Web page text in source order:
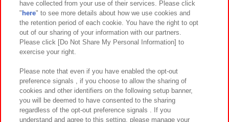
関連会社 サステナビリティ サイトポリシー
プライバシーポリシー ウェブアクセシビリティ方針と検証結果
お取引先さまとともに
カスタマーハラスメント対応方針 よくあるご質問・お問い合わせ
have collected from your use of their services. Please click
" here" to see more details about how we use cookies and
the retention period of each cookie. You have the right to opt
out of our sharing of your information with our partners.
Please click [Do Not Share My Personal Information] to
exercise your right.
Please note that even if you have enabled the opt-out
preference signals , if you choose to allow the sharing of
cookies and other identifiers on the following setup banner,
you will be deemed to have consented to the sharing
regardless of the opt-out preference signals . If you
understand and agree to this setting, please manage your